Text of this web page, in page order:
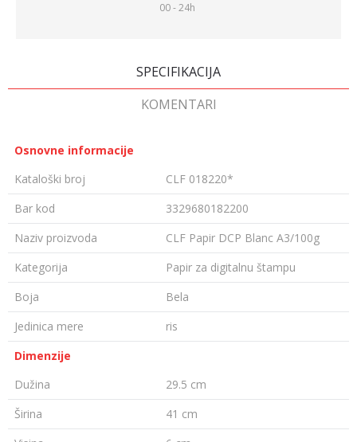
00 - 24h
SPECIFIKACIJA
KOMENTARI
Osnovne informacije
Kataloški broj
CLF 018220*
Bar kod
3329680182200
Naziv proizvoda
CLF Papir DCP Blanc A3/100g
Kategorija
Papir za digitalnu štampu
Boja
Bela
Jedinica mere
ris
Dimenzije
Dužina
29.5 cm
Širina
41 cm